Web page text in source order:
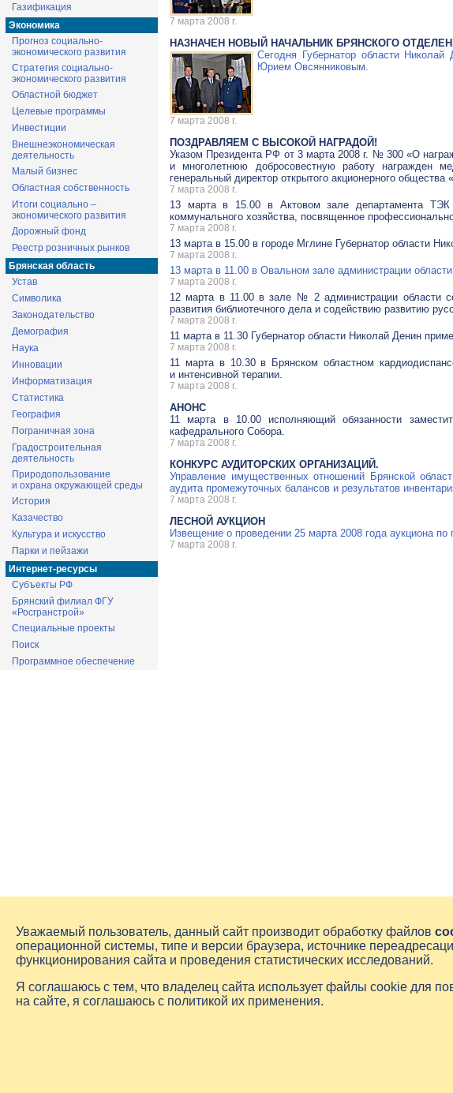
Газификация
Экономика
Прогноз социально-
экономического развития
Стратегия социально-
экономического развития
Областной бюджет
Целевые программы
Инвестиции
Внешнеэкономическая
деятельность
Малый бизнес
Областная собственность
Итоги социально –
экономического развития
Дорожный фонд
Реестр розничных рынков
Брянская область
Устав
Символика
Законодательство
Демография
Наука
Инновации
Информатизация
Статистика
География
Пограничная зона
Градостроительная
деятельность
Природопользование
и охрана окружающей среды
История
Казачество
Культура и искусство
Парки и пейзажи
Интернет-ресурсы
Субъекты РФ
Брянский филиал ФГУ
«Росгранстрой»
Специальные проекты
Поиск
Программное обеспечение
7 марта 2008 г.
НАЗНАЧЕН НОВЫЙ НАЧАЛЬНИК БРЯНСКОГО
Сегодня Губернатор области
Юрием Овсянниковым.
7 марта 2008 г.
ПОЗДРАВЛЯЕМ С ВЫСОКОЙ НАГРАДОЙ!
Указом Президента РФ от 3 марта 2008 г. № 300 «О
и многолетнюю добросовестную работу награжден
генеральный директор открытого акционерного общества
7 марта 2008 г.
13 марта в 15.00 в Актовом зале департамента
коммунального хозяйства, посвященное
7 марта 2008 г.
13 марта в 15.00 в городе Мглине Губернатор области
7 марта 2008 г.
13 марта в 11.00 в Овальном зале администрации
7 марта 2008 г.
12 марта в 11.00 в зале № 2 администрации области
развития библиотечного дела и содействию развитию
7 марта 2008 г.
11 марта в 11.30 Губернатор области Николай Денин
7 марта 2008 г.
11 марта в 10.30 в Брянском областном
и интенсивной терапии.
7 марта 2008 г.
АНОНС
11 марта в 10.00 исполняющий обязанности
кафедрального Собора.
7 марта 2008 г.
КОНКУРС АУДИТОРСКИХ ОРГАНИЗАЦИЙ.
Управление имущественных отношений Брянской
аудита промежуточных балансов и результатов
7 марта 2008 г.
ЛЕСНОЙ АУКЦИОН
Извещение о проведении 25 марта 2008 года аукциона
7 марта 2008 г.
Уважаемый пользователь, данный сайт производит обработку файлов
операционной системы, типе и версии браузера, источнике
функционирования сайта и проведения статистических исследований.
Я соглашаюсь с тем, что владелец сайта использует файлы cookie для
на сайте, я соглашаюсь с политикой их применения.